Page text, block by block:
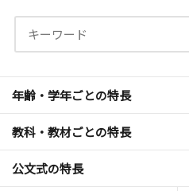
年齢・学年ごとの特長
教科・教材ごとの特長
公文式の特長